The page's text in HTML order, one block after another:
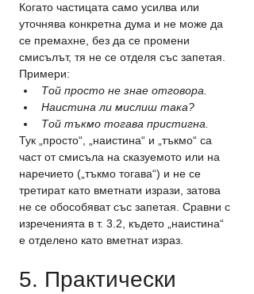
Когато частицата само усилва или
уточнява конкретна дума и не може да
се премахне, без да се промени
смисълът, тя не се отделя със запетая.
Примери:
Той просто не знае отговора.
Наистина ли мислиш така?
Той тъкмо тогава пристигна.
Тук „просто“, „наистина“ и „тъкмо“ са
част от смисъла на сказуемото или на
наречието („тъкмо тогава“) и не се
третират като вметнати изрази, затова
не се обособяват със запетая. Сравни с
изреченията в т. 3.2, където „наистина“
е отделено като вметнат израз.
5. Практически